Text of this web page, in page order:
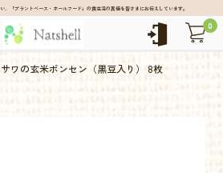
、「プラントベース・ホールフード」の食生活の真価を皆さまにお伝えしています。
0
ワの玄米ポンセン（黒豆入り） 8枚